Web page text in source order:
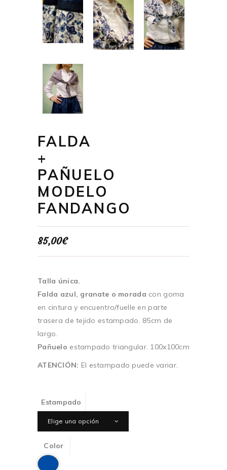
FALDA
+
PAÑUELO
MODELO
FANDANGO
85,00€
Talla única.
Falda azul, granate o morada con goma
en cintura y encuentro/fuelle en parte
trasera de tejido estampado. 85cm de
largo.
Pañuelo estampado triangular. 100x100cm
ATENCIÓN: El estampado puede variar.
Estampado
Elige una opción
Color